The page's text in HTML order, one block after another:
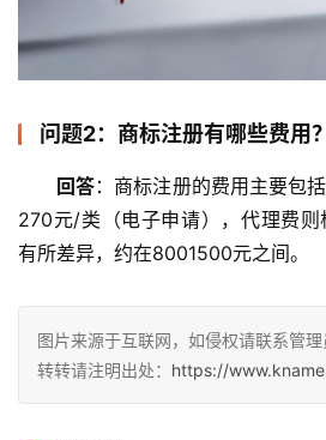
问题2：商标注册有哪些费用？
回答：商标注册的费用主要包
270元/类（电子申请），代理费
有所差异，约在8001500元之间。
图片来源于互联网，如侵权请联系管理
转转请注明出处： https://